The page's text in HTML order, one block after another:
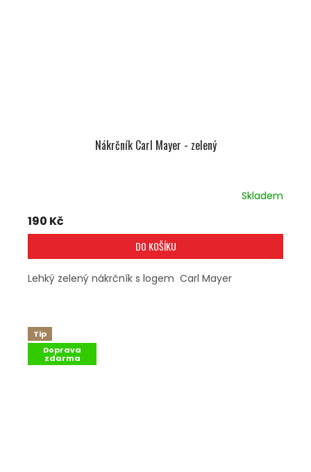
Nákrčník Carl Mayer - zelený
Skladem
190 Kč
DO KOŠÍKU
Lehký zelený nákrčník s logem Carl Mayer
Tip
Doprava
zdarma